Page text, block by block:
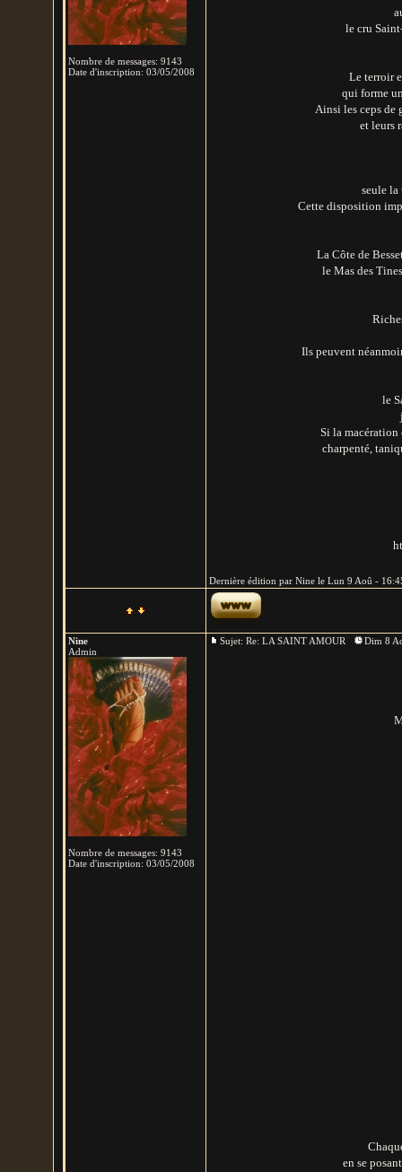
Nombre de messages: 9143
Date d'inscription: 03/05/2008
le cru
Le terroir
qui forme
Ainsi les ceps de
et leurs
seule la
Cette disposition
La Côte de
le Mas des
Ils peuvent
le
Si la
charpenté,
Dernière édition par Nine le Lun 9 Aoû -
Nine
Admin
Nombre de messages: 9143
Date d'inscription: 03/05/2008
Sujet: Re: LA SAINT AMOUR Dim 8
en se